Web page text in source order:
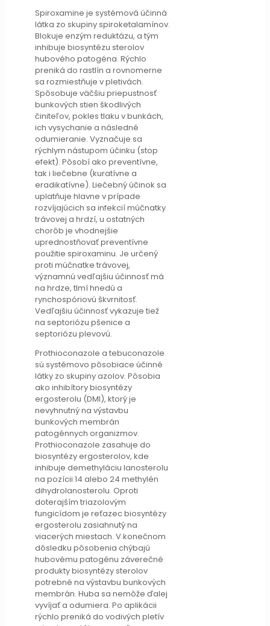
Spiroxamine je systémová účinná
látka zo skupiny spiroketalamínov.
Blokuje enzým reduktázu, a tým
inhibuje biosyntézu sterolov
hubového patogéna. Rýchlo
preniká do rastlín a rovnomerne
sa rozmiestňuje v pletivách.
Spôsobuje väčšiu priepustnosť
bunkových stien škodlivých
činiteľov, pokles tlaku v bunkách,
ich vysychanie a následné
odumieranie. Vyznačuje sa
rýchlym nástupom účinku (stop
efekt). Pôsobí ako preventívne,
tak i liečebne (kuratívne a
eradikatívne). Liečebný účinok sa
uplatňuje hlavne v prípade
rozvíjajúcich sa infekcií múčnatky
trávovej a hrdzí, u ostatných
chorôb je vhodnejšie
uprednostňovať preventívne
použitie spiroxaminu. Je určený
proti múčnatke trávovej,
významnú vedľajšiu účinnosť má
na hrdze, tlmí hnedú a
rynchospóriovú škvrnitosť.
Vedľajšiu účinnosť vykazuje tiež
na septoriózu pšenice a
septoriózu plevovú.
Prothioconazole a tebuconazole
sú systémovo pôsobiace účinné
látky zo skupiny azolov. Pôsobia
ako inhibítory biosyntézy
ergosterolu (DMI), ktorý je
nevyhnutný na výstavbu
bunkových membrán
patogénnych organizmov.
Prothioconazole zasahuje do
biosyntézy ergosterolov, kde
inhibuje demethyláciu lanosterolu
na pozícii 14 alebo 24 methylén
dihydrolanosterolu. Oproti
doterajším triazolovým
fungicídom je reťazec biosyntézy
ergosterolu zasiahnutý na
viacerých miestach. V konečnom
dôsledku pôsobenia chýbajú
hubovému patogénu záverečné
produkty biosyntézy sterolov
potrebné na výstavbu bunkových
membrán. Huba sa nemôže ďalej
vyvíjať a odumiera. Po aplikácii
rýchlo preniká do vodivých pletív